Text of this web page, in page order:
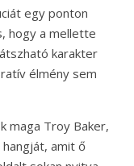
egy ponton
hogy a mellette
karakter
élmény sem
maga Troy Baker,
amit ő